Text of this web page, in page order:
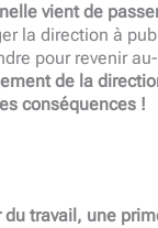
vient de
la direction à
pour revenir
de la
conséquences !
du travail, une